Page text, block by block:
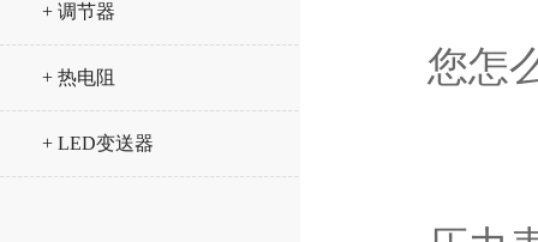
+ 调节器
+ 热电阻
+ LED变送器
您怎么